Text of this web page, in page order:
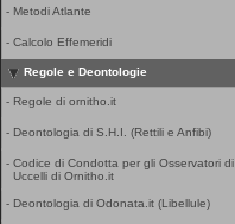
- Metodi Atlante
- Calcolo Effemeridi
Regole e Deontologie
- Regole di ornitho.it
- Deontologia di S.H.I. (Rettili e Anfibi)
- Codice di Condotta per gli Osservatori di
Uccelli di Ornitho.it
- Deontologia di Odonata.it (Libellule)